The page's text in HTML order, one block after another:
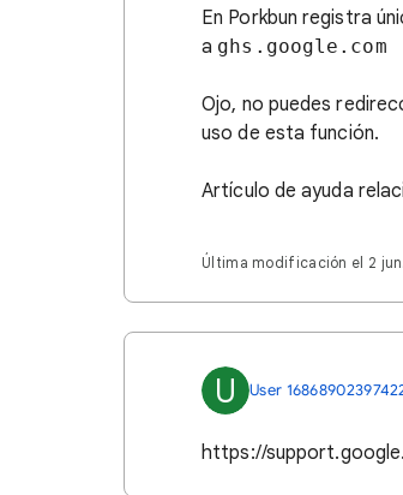
En Porkbun registra
a ghs.google.com
Ojo, no puedes
uso de esta función.
Artículo de ayuda
Última modificación el 2
U User
https://